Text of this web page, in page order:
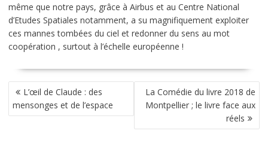
même que notre pays, grâce à Airbus et au Centre National
d’Etudes Spatiales notamment, a su magnifiquement exploiter
ces mannes tombées du ciel et redonner du sens au mot
coopération , surtout à l’échelle européenne !
NAVIGATION
DE
L’ARTICLE
L’œil de Claude : des
mensonges et de l’espace
La Comédie du livre 2018 de
Montpellier ; le livre face aux
réels